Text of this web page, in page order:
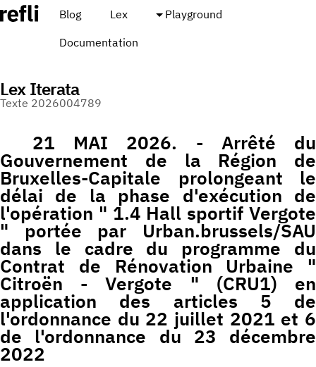
Blog Lex
Playground
Documentation
Lex Iterata
Texte 2026004789
21 MAI 2026. - Arrêté du
Gouvernement de la Région de
Bruxelles-Capitale prolongeant le
délai de la phase d'exécution de
l'opération " 1.4 Hall sportif Vergote
" portée par Urban.brussels/SAU
dans le cadre du programme du
Contrat de Rénovation Urbaine "
Citroën - Vergote " (CRU1) en
application des articles 5 de
l'ordonnance du 22 juillet 2021 et 6
de l'ordonnance du 23 décembre
2022